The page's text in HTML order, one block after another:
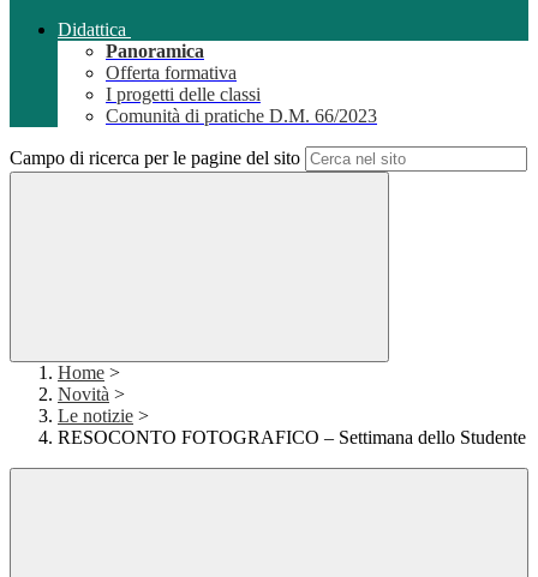
Didattica
Panoramica
Offerta formativa
I progetti delle classi
Comunità di pratiche D.M. 66/2023
Campo di ricerca per le pagine del sito
Home >
Novità >
Le notizie >
RESOCONTO FOTOGRAFICO – Settimana dello Studente